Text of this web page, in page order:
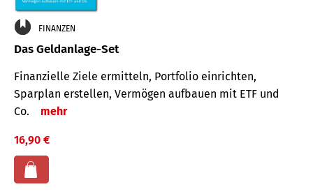
FINANZEN
Das Geldanlage-Set
Finanzielle Ziele ermitteln, Portfolio einrichten,
Sparplan erstellen, Vermögen aufbauen mit ETF und
Co.
mehr
16,90 €